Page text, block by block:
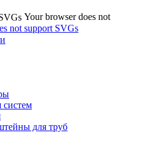
Your browser does not
not support SVGs
систем
для труб